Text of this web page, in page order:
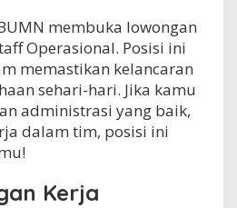
membuka lowongan
Operasional. Posisi ini
memastikan kelancaran
sehari-hari. Jika kamu
administrasi yang baik,
dalam tim, posisi ini
Kerja